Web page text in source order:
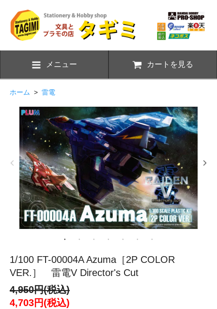
メニュー カートを見る
ホーム > 雷電
1/100 FT-00004A Azuma［2P COLOR
VER.］ 雷電V Director's Cut
4,950円(税込)
4,703円(税込)